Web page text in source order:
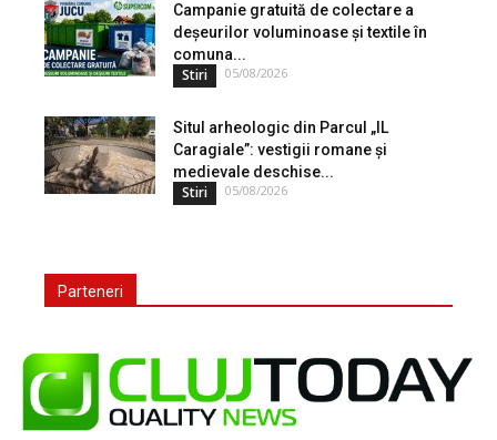
Campanie gratuită de colectare a
deșeurilor voluminoase și textile în
comuna...
Stiri 05/08/2026
Situl arheologic din Parcul „IL
Caragiale”: vestigii romane și
medievale deschise...
Stiri 05/08/2026
Parteneri